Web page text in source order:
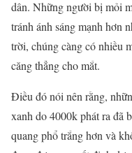
dân. Những người bị mỏi
tránh ánh sáng mạnh hơn
trời, chúng càng có nhiều
căng thẳng cho mắt.
Điều đó nói nên rằng,
xanh do 4000k phát ra đã
quang phổ trắng hơn và